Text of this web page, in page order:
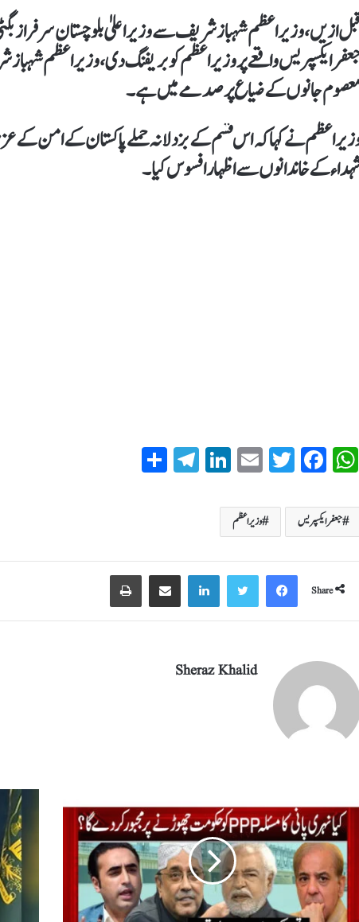
قبل ازیں، وزیراعظم شہباز شریف سے وزیر اعلیٰ بلوچستان سرفراز
ایکسپریس واقعے پر وزیراعظم کو بریفنگ دی، وزیراعظم شہباز
جانوں کے ضیاع پر صدمے میں ہے۔
نے کہا کہ اس قسم کے بزدلانہ حملے پاکستان کے امن کے
کے خاندانوں سے اظہار افسوس کیا۔
W
ha
ts
A
pp
Fa
ce
bo
ok
T
wi
tte
r
E
m
ail
Li
nk
T
el
m
جعفر ایکسپریس وزیراعظم
Share
Sheraz Khalid